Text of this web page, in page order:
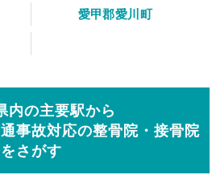
愛甲郡愛川町
内の主要駅から
事故対応の整骨院・接骨院
をさがす